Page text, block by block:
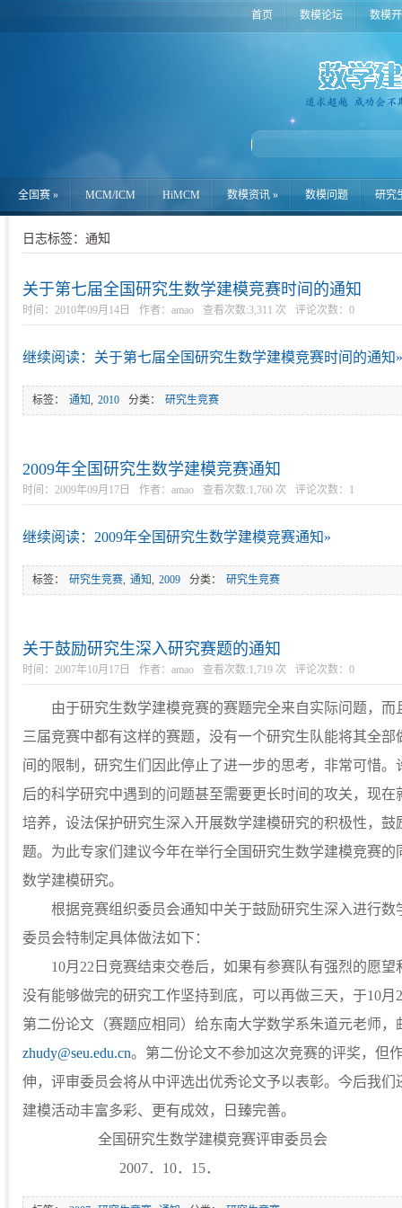
首页 数模论坛 数模
全国赛 » MCM/ICM HiMCM 数模资讯 » 数模问题 研究
日志标签：通知
关于第七届全国研究生数学建模竞赛时间的通知
时间：2010年09月14日 作者：amao 查看次数:3,311 次 评论次数： 0
继续阅读：关于第七届全国研究生数学建模竞赛时间的通知»
标签： 通知, 2010 分类： 研究生竞赛
2009年全国研究生数学建模竞赛通知
时间：2009年09月17日 作者：amao 查看次数:1,760 次 评论次数： 1
继续阅读：2009年全国研究生数学建模竞赛通知»
标签： 研究生竞赛, 通知, 2009 分类： 研究生竞赛
关于鼓励研究生深入研究赛题的通知
时间：2007年10月17日 作者：amao 查看次数:1,719 次 评论次数： 0
由于研究生数学建模竞赛的赛题完全来自实际问题，而
三届竞赛中都有这样的赛题，没有一个研究生队能将其全
间的限制，研究生们因此停止了进一步的思考，非常可惜
后的科学研究中遇到的问题甚至需要更长时间的攻关，现
培养，设法保护研究生深入开展数学建模研究的积极性，
题。为此专家们建议今年在举行全国研究生数学建模竞赛
数学建模研究。
根据竞赛组织委员会通知中关于鼓励研究生深入进行数
委员会特制定具体做法如下：
10月22日竞赛结束交卷后，如果有参赛队有强烈的愿望
没有能够做完的研究工作坚持到底，可以再做三天，于10月
第二份论文（赛题应相同）给东南大学数学系朱道元老师，
zhudy@seu.edu.cn。第二份论文不参加这次竞赛的评奖，但
伸，评审委员会将从中评选出优秀论文予以表彰。今后我
建模活动丰富多彩、更有成效，日臻完善。
全国研究生数学建模竞赛评审委员会
2007．10．15．